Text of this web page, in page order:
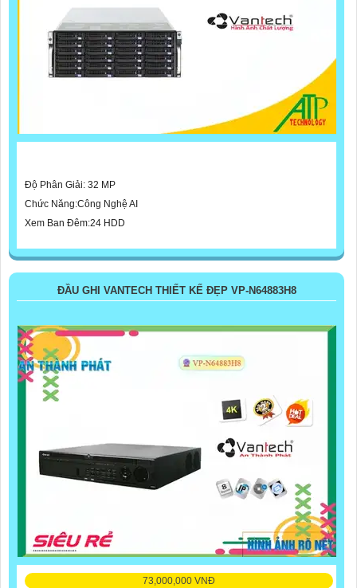
Độ Phân Giải: 32 MP
Chức Năng:Công Nghệ AI
Xem Ban Đêm:24 HDD
ĐẦU GHI VANTECH THIẾT KẾ ĐẸP VP-N64883H8
73,000,000 VNĐ